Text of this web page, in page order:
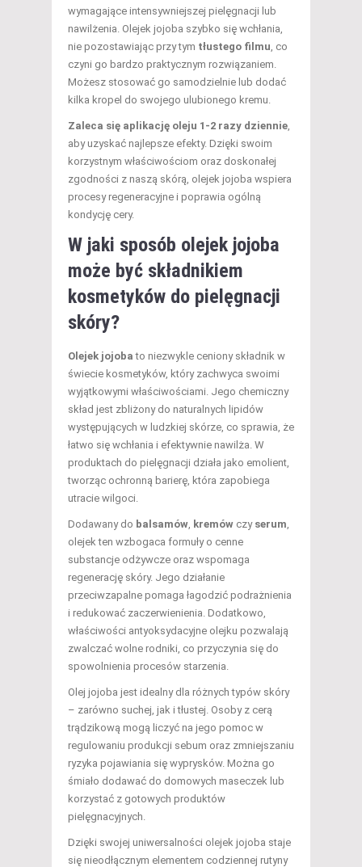
wymagające intensywniejszej pielęgnacji lub
nawilżenia. Olejek jojoba szybko się wchłania,
nie pozostawiając przy tym tłustego filmu , co
czyni go bardzo praktycznym rozwiązaniem.
Możesz stosować go samodzielnie lub dodać
kilka kropel do swojego ulubionego kremu.
Zaleca się aplikację oleju 1-2 razy dziennie
aby uzyskać najlepsze efekty. Dzięki swoim
korzystnym właściwościom oraz doskonałej
zgodności z naszą skórą, olejek jojoba wspiera
procesy regeneracyjne i poprawia ogólną
kondycję cery.
W jaki sposób olejek jojoba
może być składnikiem
kosmetyków do pielęgnacji
skóry?
Olejek jojoba to niezwykle ceniony składnik w
świecie kosmetyków, który zachwyca swoimi
wyjątkowymi właściwościami. Jego chemiczny
skład jest zbliżony do naturalnych lipidów
występujących w ludzkiej skórze, co sprawia, że
łatwo się wchłania i efektywnie nawilża. W
produktach do pielęgnacji działa jako emolient,
tworząc ochronną barierę, która zapobiega
utracie wilgoci.
Dodawany do balsamów kremów czy serum
olejek ten wzbogaca formuły o cenne
substancje odżywcze oraz wspomaga
regenerację skóry. Jego działanie
przeciwzapalne pomaga łagodzić podrażnienia
i redukować zaczerwienienia. Dodatkowo,
właściwości antyoksydacyjne olejku pozwalają
zwalczać wolne rodniki, co przyczynia się do
spowolnienia procesów starzenia.
Olej jojoba jest idealny dla różnych typów skóry
– zarówno suchej, jak i tłustej. Osoby z cerą
trądzikową mogą liczyć na jego pomoc w
regulowaniu produkcji sebum oraz zmniejszaniu
ryzyka pojawiania się wyprysków. Można go
śmiało dodawać do domowych maseczek lub
korzystać z gotowych produktów
pielęgnacyjnych.
Dzięki swojej uniwersalności olejek jojoba staje
się nieodłącznym elementem codziennej rutyny